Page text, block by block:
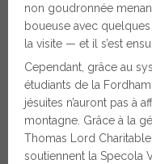
non goudronnée
boueuse avec
la visite — et il s’est
Cependant, grâce au
étudiants de la
jésuites n’auront pas à
montagne. Grâce à la
Thomas Lord
soutiennent la Specola